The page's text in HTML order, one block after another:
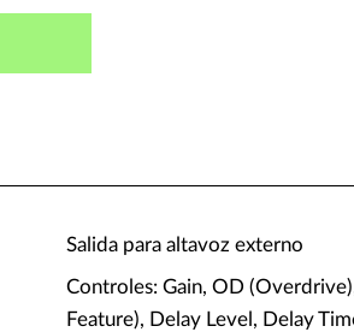
Salida para altavoz externo
Controles: Gain, OD
Feature), Delay Level, Delay